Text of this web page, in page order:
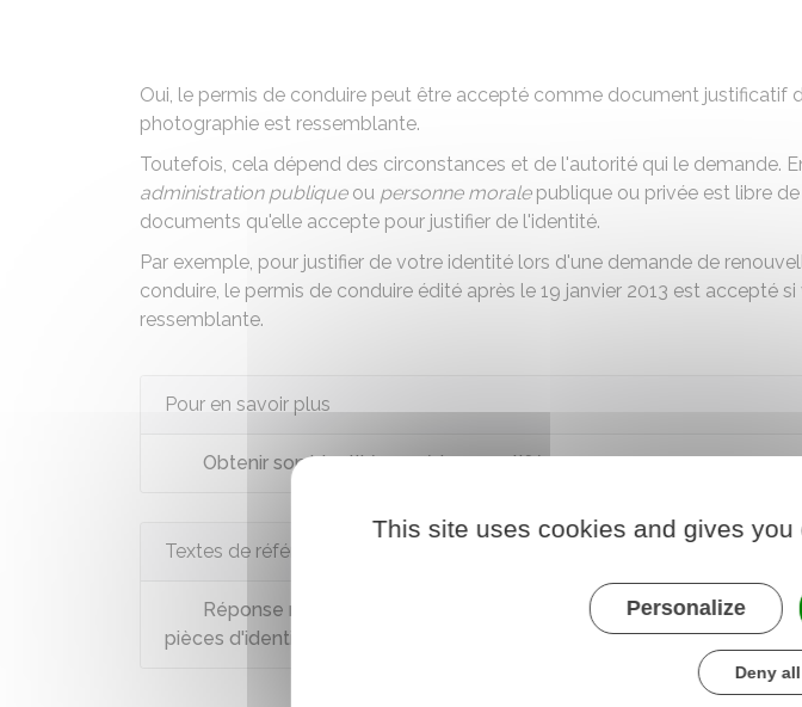
Oui, le permis de conduire peut être accepté comme document justificatif
photographie est ressemblante.
Toutefois, cela dépend des circonstances et de l'autorité qui le demande.
administration publiqueou personne moralepublique ou privée est libre
documents qu'elle accepte pour justifier de l'identité.
Par exemple, pour justifier de votre identité lors d'une demande de
conduire, le permis de conduire édité après le 19 janvier 2013 est accepté
ressemblante.
Pour en savoir plus
Obtenir son identité numérique certifiée
Textes de référence
Réponse ministérielle du 26 octobre 2010 relative à la
pièces d'identité
This site uses cookies and gives
Personalize
Deny